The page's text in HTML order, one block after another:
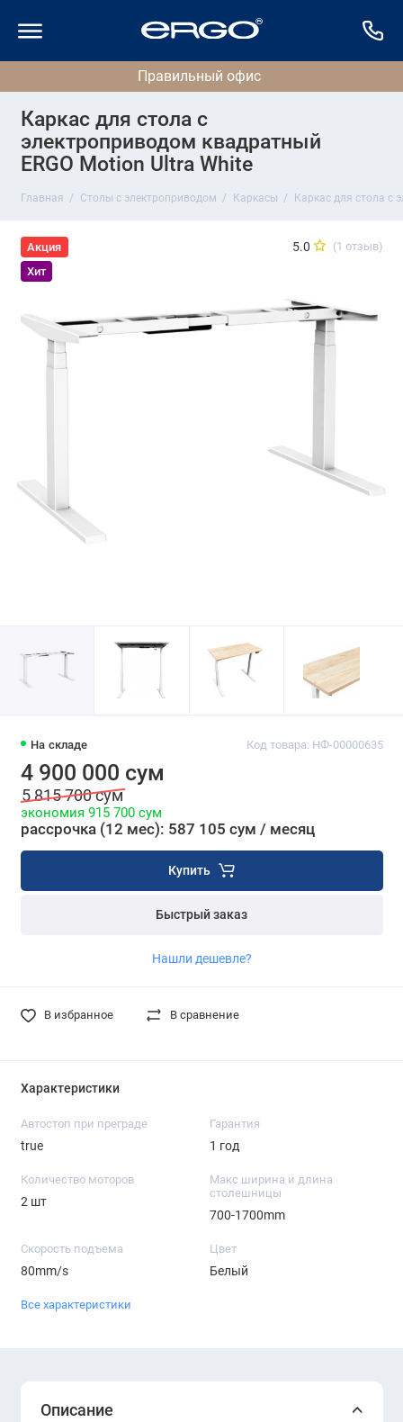
Каркас для стола с
электроприводом квадратный
ERGO Motion Ultra White
Главная Столы с электроприводом Каркасы Каркас для стола с
Акция
Хит
5.0 (1 отзыв)
На складе Код товара: НФ-00000635
4 900 000 сум
5 815 700 сум
экономия 915 700 сум
рассрочка (12 мес): 587 105 сум / месяц
Купить
Быстрый заказ
Нашли дешевле?
В избранное В сравнение
Характеристики
Автостоп при преграде
true
Гарантия
1 год
Количество моторов
2 шт
Макс ширина и длина
столешницы
700-1700mm
Скорость подъема
80mm/s
Цвет
Белый
Все характеристики
Описание